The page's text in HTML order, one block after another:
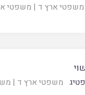
משפטי ארץ ד | משפטי
משפטי ארץ ד |